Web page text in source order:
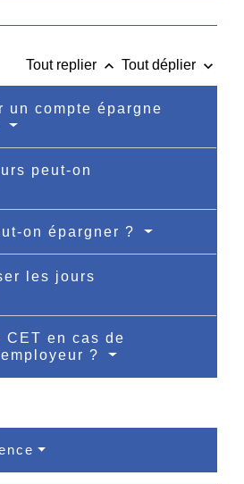
Tout replier keyboard_arrow_up Tout déplier keyboard_arrow_down
un compte épargne
peut-on
on épargner ?
les jours
en cas de
?